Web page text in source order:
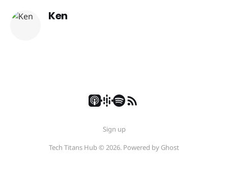
Ken
Sign up
Tech Titans Hub © 2026. Powered by Ghost